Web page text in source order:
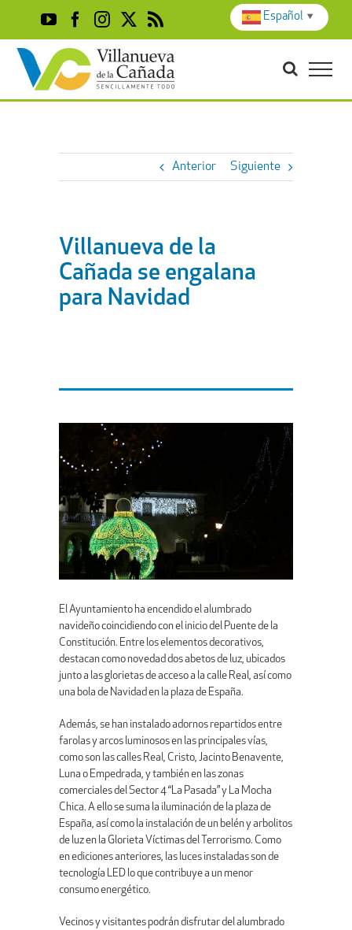
content
YouTubeFacebook
Instagram
X Rss
Anterior Siguiente
Villanueva de la
Cañada se engalana
para Navidad
El Ayuntamiento ha encendido el alumbrado
navideño coincidiendo con el inicio del Puente de la
Constitución. Entre los elementos decorativos,
destacan como novedad dos abetos de luz, ubicados
junto a las glorietas de acceso a la calle Real, así como
una bola de Navidad en la plaza de España.
Además, se han instalado adornos repartidos entre
farolas y arcos luminosos en las principales vías,
como son las calles Real, Cristo, Jacinto Benavente,
Luna o Empedrada, y también en las zonas
comerciales del Sector 4 “La Pasada” y La Mocha
Chica. A ello se suma la iluminación de la plaza de
España, así como la instalación de un belén y arbolitos
de luz en la Glorieta Víctimas del Terrorismo. Como
en ediciones anteriores, las luces instaladas son de
tecnología LED lo que contribuye a un menor
consumo energético.
Vecinos y visitantes podrán disfrutar del alumbrado
Español ▼